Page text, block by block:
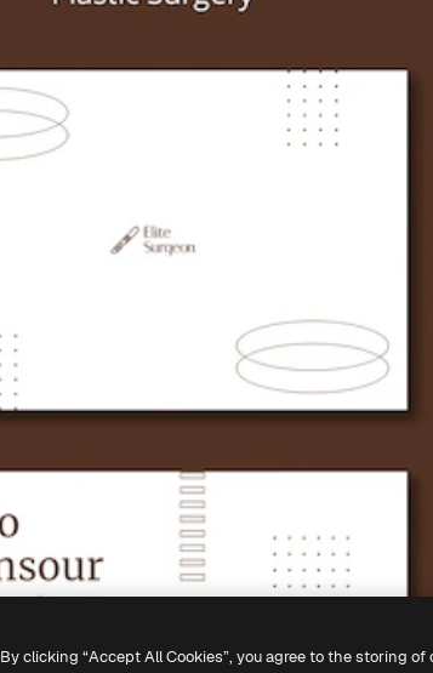
By clicking “Accept All Cookies”, you agree to the storing